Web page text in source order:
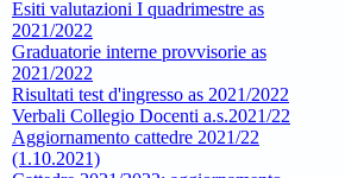
Esiti valutazioni I quadrimestre as
2021/2022
Graduatorie interne provvisorie as
2021/2022
Risultati test d'ingresso as 2021/2022
Verbali Collegio Docenti a.s.2021/22
Aggiornamento cattedre 2021/22
(1.10.2021)